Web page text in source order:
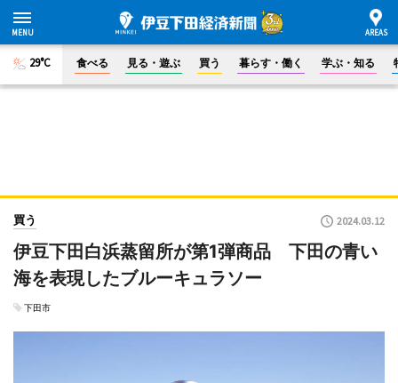
29°C 食べる 見る・遊ぶ 買う 暮らす・働く 学ぶ・知る
買う 2024.03.12
伊豆下田白浜蒸留所が第1弾商品 下田の青い
海を表現したブルーキュラソー
下田市